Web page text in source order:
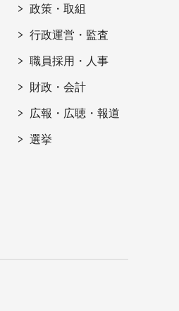
政策・取組
行政運営・監査
職員採用・人事
財政・会計
広報・広聴・報道
選挙